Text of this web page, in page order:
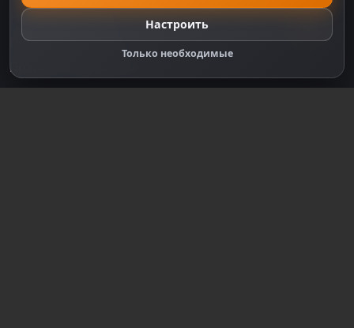
Настройки cookie
Правообладателям
Правила сообщества
Настроить
Только необходимые